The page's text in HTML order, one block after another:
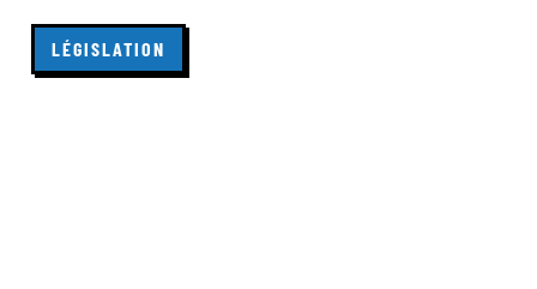
LÉGISLATION